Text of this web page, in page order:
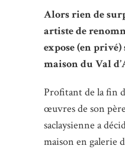
Alors rien de
artiste de
expose (en privé)
maison du Val
Profitant de la fin
œuvres de son
saclaysienne a
maison en galerie